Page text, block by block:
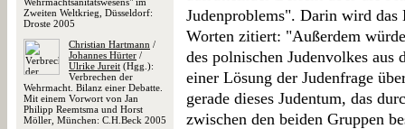
Zweiten Weltkrieg, Düsseldorf:
Droste 2005
Christian Hartmann /
Johannes Hürter /
Ulrike Jureit (Hgg.):
Verbrechen der
Wehrmacht. Bilanz einer Debatte.
Mit einem Vorwort von Jan
Philipp Reemtsma und Horst
Möller, München: C.H.Beck 2005
Judenproblems". Darin wird
Worten zitiert: "Außerdem
des polnischen Judenvolkes aus
einer Lösung der Judenfrage
gerade dieses Judentum, das
zwischen den beiden Gruppen